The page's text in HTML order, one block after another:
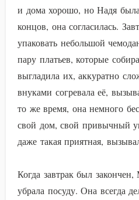
и дома хорошо, но Надя
концов, она согласилась.
упаковать небольшой
пару платьев, которые
выгладила их, аккуратно
внуками согревала её,
то же время, она немного
свой дом, свой привычный
даже такая приятная,
Когда завтрак был
убрала посуду. Она всегда